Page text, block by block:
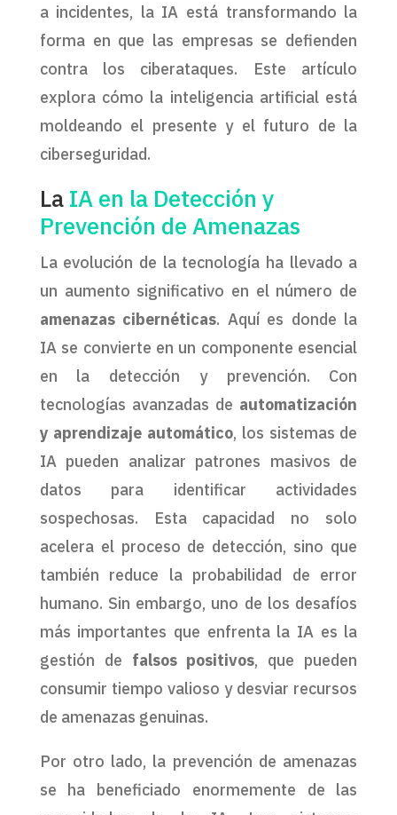
a incidentes, la IA está transformando la
forma en que las empresas se defienden
contra los ciberataques. Este artículo
explora cómo la inteligencia artificial está
moldeando el presente y el futuro de la
ciberseguridad.
La IA en la Detección y
Prevención de Amenazas
La evolución de la tecnología ha llevado a
un aumento significativo en el número de
amenazas cibernéticas. Aquí es donde la
IA se convierte en un componente esencial
en la detección y prevención. Con
tecnologías avanzadas de automatización
y aprendizaje automático, los sistemas de
IA pueden analizar patrones masivos de
datos para identificar actividades
sospechosas. Esta capacidad no solo
acelera el proceso de detección, sino que
también reduce la probabilidad de error
humano. Sin embargo, uno de los desafíos
más importantes que enfrenta la IA es la
gestión de falsos positivos, que pueden
consumir tiempo valioso y desviar recursos
de amenazas genuinas.
Por otro lado, la prevención de amenazas
se ha beneficiado enormemente de las